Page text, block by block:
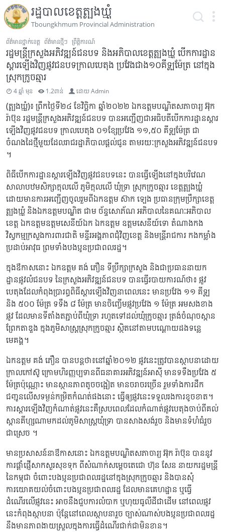
រដ្ឋបាលខេត្តត្បូងឃ្មុំ
Tboungkhmum Provincial Administration
ព័ត៌មានថ្នាក់ខេត្ត ព័ត៌មានថ្មីៗ ព្រឹត្តិការណ៍
រដ្ឋមន្ត្រីក្រសួងអភិវឌ្ឍន៍ជនបទ និងអភិបាលខេត្តត្បូងឃ្មុំ បើកការដ្ឋាន
ស្ដារឡើងវិញផ្លូវជនបទក្រាលបេតុង ប្រវែងជាង១០គីឡូម៉ែត្រ នៅក្នុង
ស្រុកក្រូចឆ្មារ
4 ឆ្នាំ មុន 1.2ពាន់ ដោយAdmin
(ត្បូងឃ្មុំ)៖ ព្រឹកថ្ងៃទី២៤ ខែវិច្ឆិកា ឆ្នាំ២០២២ ឯកឧត្ដមបណ្ឌិតសភាចារ្យ អ៊ុក
រ៉ាប៊ុន រដ្ឋមន្ត្រីក្រសួងអភិវឌ្ឍន៍ជនបទ បានអញ្ជើញជាអធិបតីបើកការដ្ឋានស្ដារ
ឡើងវិញផ្លូវជនបទ ក្រាលបេតុង ០១ខ្សែប្រវែង ១១,៥០ គីឡូម៉ែត្រ ជា
ចំណងដៃថ្មីមួយដែលរាជរដ្ឋាភិបាលផ្ដល់ជូន តាមរយៈក្រសួងអភិវឌ្ឍន៍ជនបទ
។
ពិធីបើកការដ្ឋានស្ដារឡើងវិញផ្លូវជនបទនេះ បានធ្វើឡើងនៅក្នុងបរិវេណ
សាលាបឋមសិក្សាក្ដុលលើ ភូមិក្ដុលលើ ឃុំទ្រា ស្រុកក្រូចឆ្មារ ខេត្តត្បូងឃ្មុំ
ដោយមានការអញ្ជើញចូលរួមពីឯកឧត្ដម ស៊ាក ឡេង ប្រធានក្រុមប្រឹក្សាខេត្ត
ត្បូងឃ្មុំ និងឯកឧត្ដមបណ្ឌិត ជាម ច័ន្ទសោភ័ណ អភិបាលនៃគណៈអភិបាល
ខេត្ត ឯកឧត្ដមឧត្ដមសេនីយ៍ឯក ឯកឧត្ដម ឧត្ដមសេនីយ៍ទោ តំណាងកង
វិស្វកម្មក្រសួងការពារជាតិ មន្ទីរអង្គភាពជុំវិញខេត្ត និងមន្ត្រីរាជការ កងកម្លាំង
ប្រដាប់អាវុធ ព្រមទាំងបងប្អូនប្រជាពលរដ្ឋ។
ក្នុងឳកាសនោះ ឯកឧត្ដម គង់ ភឿន ទីប្រឹក្សាក្រសួង និងជាប្រធាននាយក
ដ្ឋានផ្លូវលំជនបទ នៃក្រសួងអភិវឌ្ឍន៍ជនបទ បានធ្វើរបាយការណ៍ថា៖ ផ្លូវ
បេតុងដែលកំពុងប្រារព្ធពិធីស្ដារឡើងវិញនាពេលនេះ មានប្រវែង ១១ គីឡូ
និង ៥០០ ម៉ែត្រ ទទឹង ៨ ម៉ែត្រ មានចិញ្ចើមផ្លូវប្រវែង ១ ម៉ែត្រ អមសងខាង
ផ្លូវ ដែលមានទីតាំងតភ្ជាប់ពីឃុំទ្រា រហូតទៅដល់ឃុំក្រូចឆ្មារ ត្រង់ចំណុចស្ពាន
ព្រែកតាឌួង ក្នុងភូមិសាស្រ្ដស្រុកក្រូចឆ្មារ ស្ថិតនៅតាមបណ្ដោយដងទន្លេ
មេគង្គ។
ឯកឧត្ដម គង់ ភឿន បានបន្តថា៖នៅឆ្នាំ២០១២ ផ្លូវនេះត្រូវបានស្ថាបនាដោយ
ក្រាលកៅស៊ូ ក្រោមហិរញ្ញប្បទានពីធនាគារអភិវឌ្ឍន៍អាស៊ី មានទទឺងប្រវែង ៥
ម៉ែត្រប៉ុណ្ណោះ មានស្ថានភាពតូចចង្អៀត មានចរាចរច្រើន រួមទាំងការដឹក
ជញ្ជូនលើសទម្ងន់កម្រិតកំណត់ផងនោះ ធ្វើឲ្យផ្លូវនេះទទួលរងការខូចខាត។
ការស្ដារឡើងវិញកំណាត់ផ្លូវនេះគឺស្របពេលដែលកំណាត់ផ្លូវបេតុងចាប់ពីគល់
ស្ពានគីហ្សុណាមកដល់ភូមិសាស្រ្ដឃុំទ្រា បានសាងសង់រួច និងមានទំហំធំរួច
ជាស្រេច ។
មានប្រសាសន៍នាឳកាសនោះ ឯកឧត្ដមបណ្ឌិតសភាចារ្យ អ៊ុក រ៉ាប៊ុន បាននូវ
ការផ្តាំផ្ញើសាកសួរសុខទុក ពីសំណាក់សម្តេចតេជោ ហ៊ុន សែន នាយករដ្ឋមន្ត្រី
នៃកម្ពុជា ចំពោះបងប្អូនប្រជាពលរដ្ឋនៅក្នុងស្រុកក្រូចឆ្មារ និងបានសុំ
ការយោគយល់ចំពោះបងប្អូនប្រជាពលរដ្ឋ ដែលមានគេហដ្ឋាន ឬធ្វើ
ដំណើរលើផ្លូវនេះ អាចនឹងជួបការលំបាក ឬហុយធូលីដីជាដើម នៅពេលផ្លូវ
នេះកំពុងស្ថាបនា ប៉ុន្តែនៅពេលស្ថាបនារួច ច្បាស់ណាស់បងប្អូនប្រជាពលរដ្ឋ
នឹងមានភាពងាយស្រួលក្នុងការធ្វើដំណើរជាក់ជាមិនខាន។